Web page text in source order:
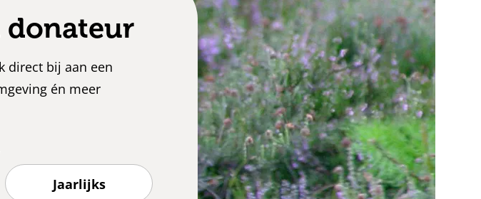
donateur
direct bij aan een
én meer
Jaarlijks